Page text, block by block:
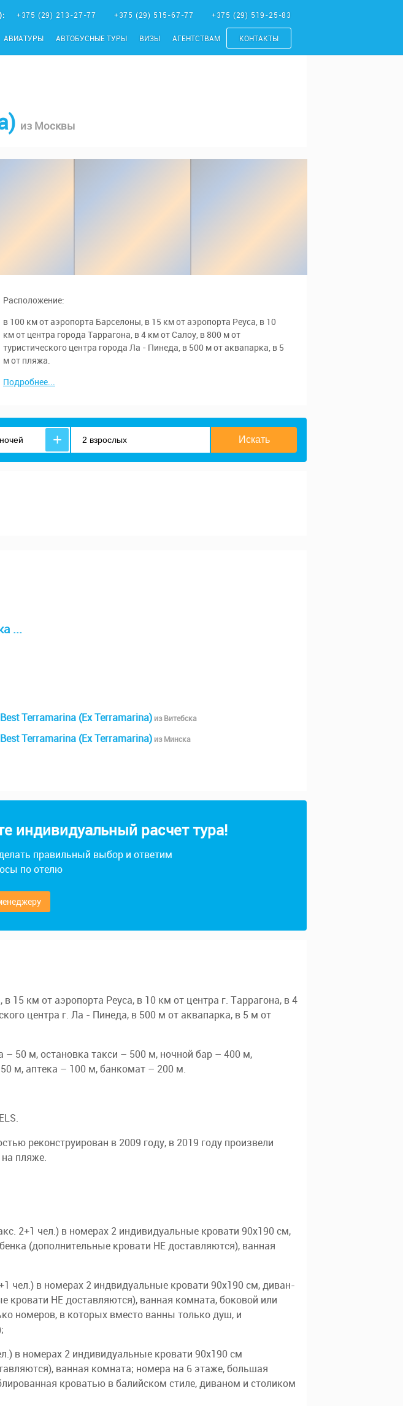
+375 (29) 213-27-77 +375 (29) 515-67-77 +375 (29) 519-25-83
АВИАТУРЫ АВТОБУСНЫЕ ТУРЫ ВИЗЫ АГЕНТСТВАМ КОНТАКТЫ
из Москвы
Расположение:
в 100 км от аэропорта Барселоны, в 15 км от аэропорта Реуса, в 10
км от центра города Таррагона, в 4 км от Салоу, в 800 м от
туристического центра города Ла - Пинеда, в 500 м от аквапарка, в 5
м от пляжа.
Подробнее...
+
...
Best Terramarina (Ex Terramarina) из Витебска
Best Terramarina (Ex Terramarina) из Минска
индивидуальный расчет тура!
правильный выбор и ответим
по отелю
15 км от аэропорта Реуса, в 10 км от центра г. Таррагона, в 4
центра г. Ла - Пинеда, в 500 м от аквапарка, в 5 м от
50 м, остановка такси – 500 м, ночной бар – 400 м,
м, аптека – 100 м, банкомат – 200 м.
реконструирован в 2009 году, в 2019 году произвели
пляже.
2+1 чел.) в номерах 2 индивидуальные кровати 90х190 см,
(дополнительные кровати НЕ доставляются), ванная
чел.) в номерах 2 индвидуальные кровати 90х190 см, диван-
кровати НЕ доставляются), ванная комната, боковой или
номеров, в которых вместо ванны только душ, и
в номерах 2 индивидуальные кровати 90х190 см
ванная комната; номера на 6 этаже, большая
кроватью в балийском стиле, диваном и столиком